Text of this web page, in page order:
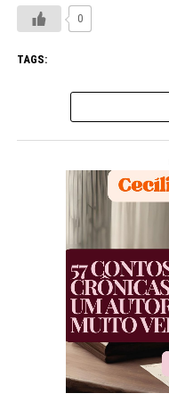
0
TAGS: